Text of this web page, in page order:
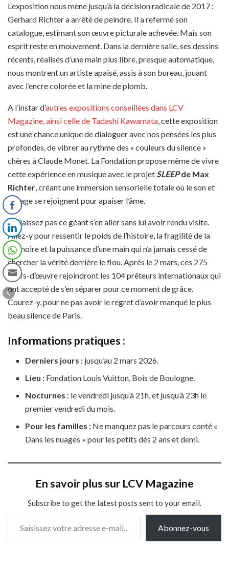
L’exposition nous mène jusqu’à la décision radicale de 2017 :
Gerhard Richter a arrêté de peindre. Il a refermé son
catalogue, estimant son œuvre picturale achevée. Mais son
esprit reste en mouvement. Dans la dernière salle, ses dessins
récents, réalisés d’une main plus libre, presque automatique,
nous montrent un artiste apaisé, assis à son bureau, jouant
avec l’encre colorée et la mine de plomb.
A l’instar d’autres expositions conseillées dans LCV
Magazine, ainsi celle de Tadashi Kawamata, cette exposition
est une chance unique de dialoguer avec nos pensées les plus
profondes, de vibrer au rythme des « couleurs du silence »
chères à Claude Monet. La Fondation propose même de vivre
cette expérience en musique avec le projetSLEEPde Max
Richter, créant une immersion sensorielle totale où le son et
l’image se rejoignent pour apaiser l’âme.
Ne laissez pas ce géant s’en aller sans lui avoir rendu visite.
Allez-y pour ressentir le poids de l’histoire, la fragilité de la
mémoire et la puissance d’une main qui n’a jamais cessé de
chercher la vérité derrière le flou. Après le 2 mars, ces 275
chefs-d’œuvre rejoindront les 104 prêteurs internationaux qui
ont accepté de s’en séparer pour ce moment de grâce.
Courez-y, pour ne pas avoir le regret d’avoir manqué le plus
beau silence de Paris.
Informations pratiques :
Derniers jours : jusqu’au 2 mars 2026.
Lieu : Fondation Louis Vuitton, Bois de Boulogne.
Nocturnes : le vendredi jusqu’à 21h, et jusqu’à 23h le
premier vendredi du mois.
Pour les familles : Ne manquez pas le parcours conté «
Dans les nuages » pour les petits dès 2 ans et demi.
En savoir plus sur LCV Magazine
Subscribe to get the latest posts sent to your email.
Saisissez votre adresse e-mail…
Abonnez-vous